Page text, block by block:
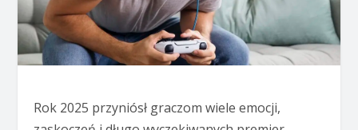
Rok 2025 przyniósł graczom wiele emocji,